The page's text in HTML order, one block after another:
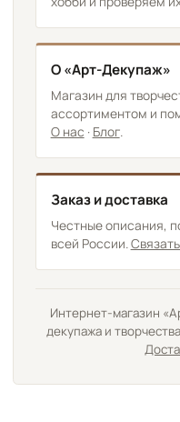
О «Арт-Декупаж»
Магазин для
ассортиментом и
О нас · Блог.
Заказ и доставка
Честные описания,
всей России.
Интернет-магазин
декупажа и